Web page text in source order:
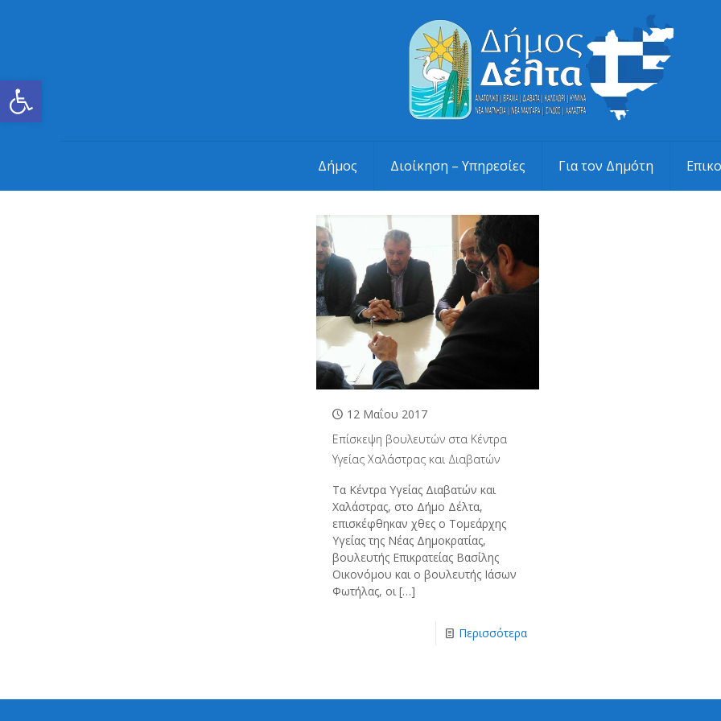
Ανοίξτε τη γραμμή εργαλείων
Δήμος Διοίκηση – Υπηρεσίες Για τον Δημότη
12 Μαΐου 2017
Επίσκεψη βουλευτών στα Κέντρα
Υγείας Χαλάστρας και Διαβατών
Τα Κέντρα Υγείας Διαβατών και
Χαλάστρας, στο Δήμο Δέλτα,
επισκέφθηκαν χθες ο Τομεάρχης
Υγείας της Νέας Δημοκρατίας,
βουλευτής Επικρατείας Βασίλης
Οικονόμου και ο βουλευτής Ιάσων
Φωτήλας, οι[…]
Περισσότερα